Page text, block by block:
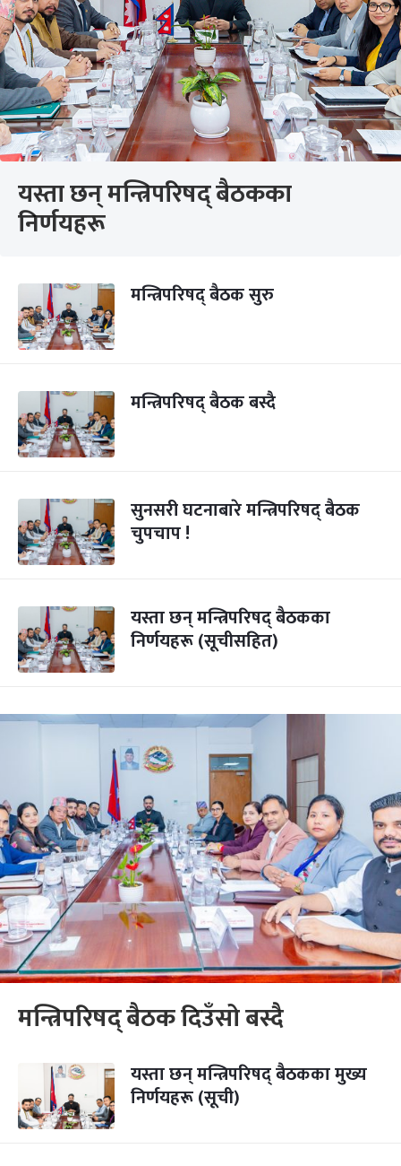
यस्ता छन् मन्त्रिपरिषद् बैठकका
निर्णयहरू
मन्त्रिपरिषद् बैठक सुरु
मन्त्रिपरिषद् बैठक बस्दै
सुनसरी घटनाबारे मन्त्रिपरिषद् बैठक
चुपचाप !
यस्ता छन् मन्त्रिपरिषद् बैठकका
निर्णयहरू (सूचीसहित)
मन्त्रिपरिषद् बैठक दिउँसो बस्दै
यस्ता छन् मन्त्रिपरिषद् बैठकका मुख्य
निर्णयहरू (सूची)